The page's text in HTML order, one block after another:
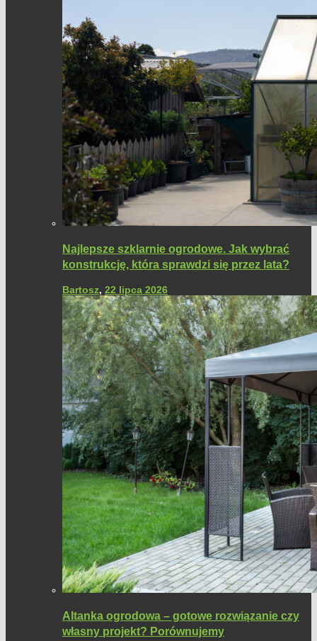
Najlepsze szklarnie ogrodowe. Jak wybrać
konstrukcję, która sprawdzi się przez lata?
Bartosz, 22 lipca 2026
Altanka ogrodowa – gotowe rozwiązanie czy
własny projekt? Porównujemy